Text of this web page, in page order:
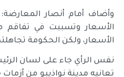
وأضاف أمام أنصار
الأسعار وتسببت في تفاقم
الأسعار، ولكن الحكومة
نفس الرأي جاء على لسان
تعانيه مدينة نواذيبو من